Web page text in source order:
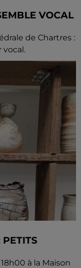
VOCAL
de Chartres :
vocal.
à la Maison